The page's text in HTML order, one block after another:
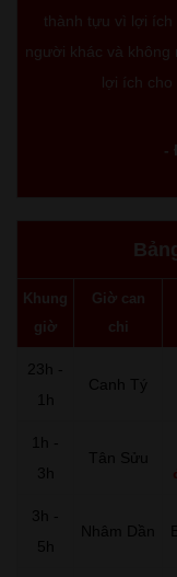
thành tựu vì lợi ích
người khác và không
lợi ích cho
-
Khung
giờ
Giờ can
chi
23h -
1h
Canh Tý
1h -
3h
Tân Sửu
3h -
5h
Nhâm Dần